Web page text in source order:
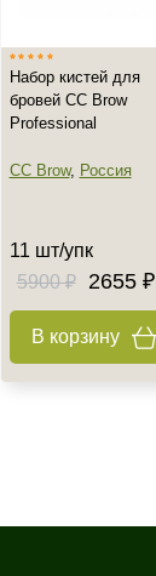
Набор кистей для
бровей CC Brow
Professional
CC Brow, Россия
11 шт/упк
5900 ₽
2655 ₽
В корзину